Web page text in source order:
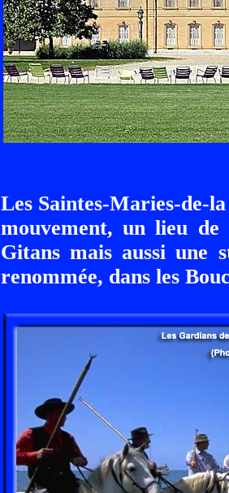
Les Saintes-Maries-de-
mouvement, un lieu de
Gitans mais aussi une
renommée, dans les